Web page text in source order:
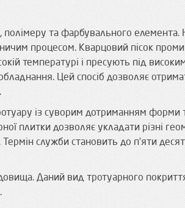
полімеру та фарбувального елемента.
процесом. Кварцовий пісок
температурі і пресують під
Цей спосіб дозволяє
із суворим дотриманням форми
плитки дозволяє укладати різні
служби становить до п’яти
Даний вид тротуарного